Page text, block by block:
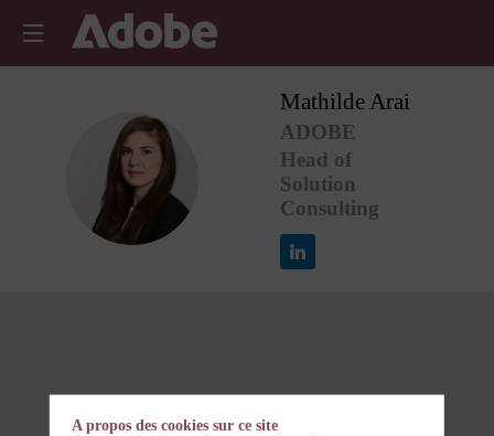
MA
MathildeArai
ADOBE
Head of
Solution
Consulting
A propos des cookies sur ce site